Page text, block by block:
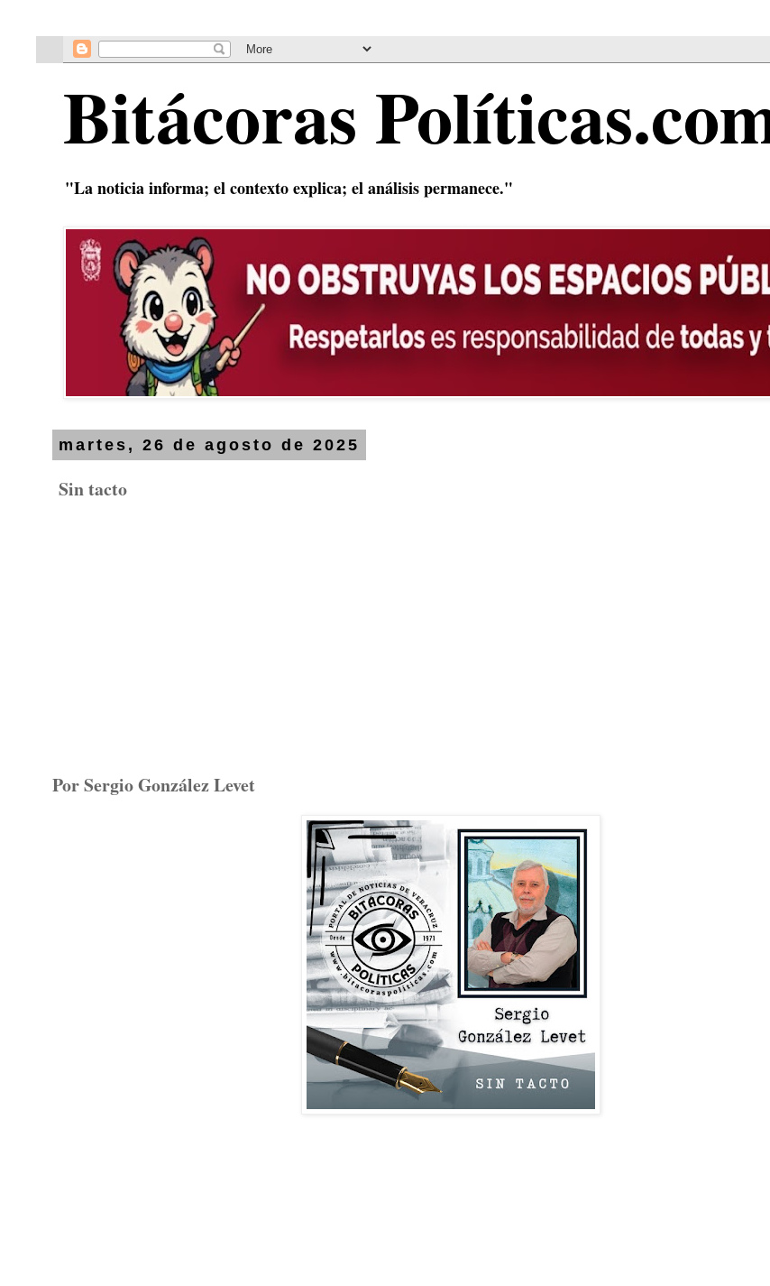
Bitácoras
"La noticia informa; el contexto explica; el análisis permanece."
martes, 26 de agosto de 2025
Sin tacto
Por Sergio González Levet